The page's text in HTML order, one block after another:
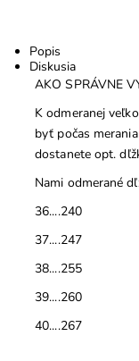
Popis
Diskusia
AKO SPRÁVNE
K odmeranej
byť počas
dostanete opt.
Nami odmerané
36....240
37....247
38....255
39....260
40....267